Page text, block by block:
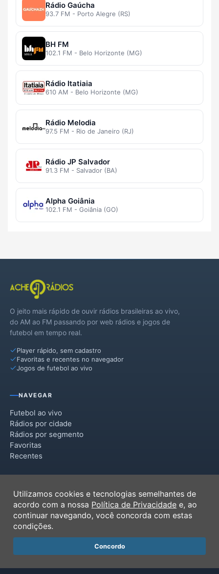
Rádio Gaúcha
93.7 FM - Porto Alegre (RS)
BH FM
102.1 FM - Belo Horizonte (MG)
Rádio Itatiaia
610 AM - Belo Horizonte (MG)
Rádio Melodia
97.5 FM - Rio de Janeiro (RJ)
Rádio JP Salvador
91.3 FM - Salvador (BA)
Alpha Goiânia
102.1 FM - Goiânia (GO)
O jeito mais rápido de ouvir rádios brasileiras ao vivo,
do AM ao FM passando por web rádios e jogos de
futebol em tempo real.
Player rápido, sem cadastro
Favoritas e recentes no navegador
Jogos de futebol ao vivo
NAVEGAR
Futebol ao vivo
Rádios por cidade
Rádios por segmento
Favoritas
Recentes
Termos de Uso
Política de Privacidade
Ferramentas
Contato
Utilizamos cookies e tecnologias semelhantes de
acordo com a nossa Política de Privacidade e, ao
continuar navegando, você concorda com estas
condições.
Concordo